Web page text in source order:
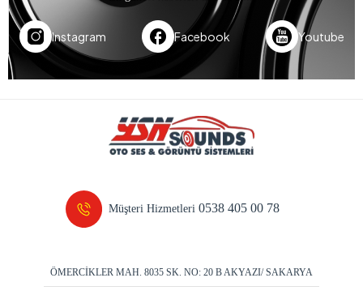
Instagram Facebook Youtube
Müşteri Hizmetleri0538 405 00 78
ÖMERCİKLER MAH. 8035 SK. NO: 20 B AKYAZI/ SAKARYA